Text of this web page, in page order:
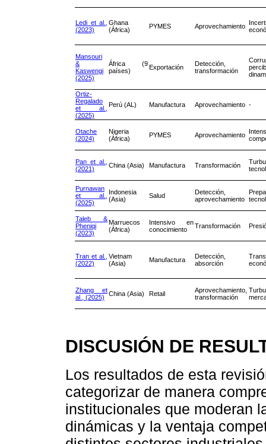
Ledi et al.,
(2023)
Ghana
(África)
PYMES Aprovechamiento
Mansouri
&
Kaswengi
(2025)
África (9
países)
Exportación
Detección,
transformación
Ortiz-
Regalado
et al.,
(2025)
Perú (AL) Manufactura Aprovechamiento -
Otache
(2024)
Nigeria
(África)
PYMES Aprovechamiento
Pan et al.,
(2021)
China (Asia) Manufactura Transformación
Purnawan
et al.,
(2025)
Indonesia
(Asia)
Salud
Detección,
aprovechamiento
Taleb &
Pheniqi
(2023)
Marruecos
(África)
Intensivo en
conocimiento
Transformación
Tran et al.,
(2022)
Vietnam
(Asia)
Manufactura
Detección,
absorción
Zhang et
al., (2025)
China (Asia) Retail
Aprovechamiento,
transformación
DISCUSIÓN DE
Los resultados de esta
categorizar de manera
institucionales que moderan
dinámicas y la ventaja